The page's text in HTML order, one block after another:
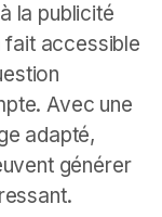
la publicité
fait accessible
Avec une
adapté,
générer